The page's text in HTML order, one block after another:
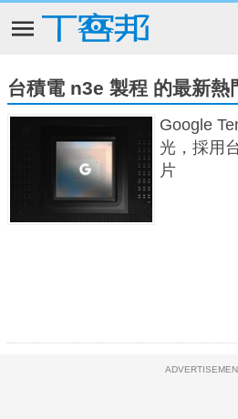
台積電 n3e 製程 的最新熱
Google
光，採用
片